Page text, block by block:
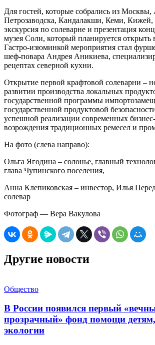
Для гостей, которые собрались из Москвы,
Петрозаводска, Кандалакши, Кеми, Кижей,
экскурсия по солеварне и презентация
музея Соли, который планируется открыть
Гастро-изюминкой мероприятия стал
шеф-повара Андрея Аникиева,
рецептах северной кухни.
Открытие первой крафтовой солеварни –
развитии производства локальных
государственной программы
государственной продуктовой
успешной реализации современных бизнес-
возрождения традиционных ремесел и
На фото (слева направо):
Ольга Ягодина – солонье, главный
глава Чупинского поселения,
Анна Клепиковская – инвестор, Илья
солевар
Фотограф — Вера Вакулова
Другие новости
Общество
В России появился первый
прозрачный» фонд помощи
экологии